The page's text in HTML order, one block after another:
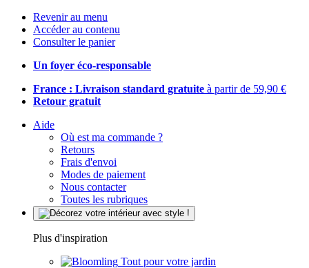
Revenir au menu
Accéder au contenu
Consulter le panier
Un foyer éco-responsable
France : Livraison standard gratuite à partir de 59,90 €
Retour gratuit
Aide
Où est ma commande ?
Retours
Frais d'envoi
Modes de paiement
Nous contacter
Toutes les rubriques
Plus d'inspiration
Tout pour votre jardin